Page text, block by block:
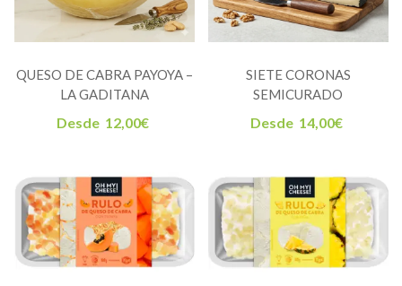
QUESO DE CABRA PAYOYA –
LA GADITANA
Desde 12,00€
SIETE CORONAS
SEMICURADO
Desde 14,00€